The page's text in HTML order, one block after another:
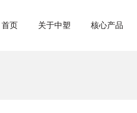
首页 关于中塑 核心产品